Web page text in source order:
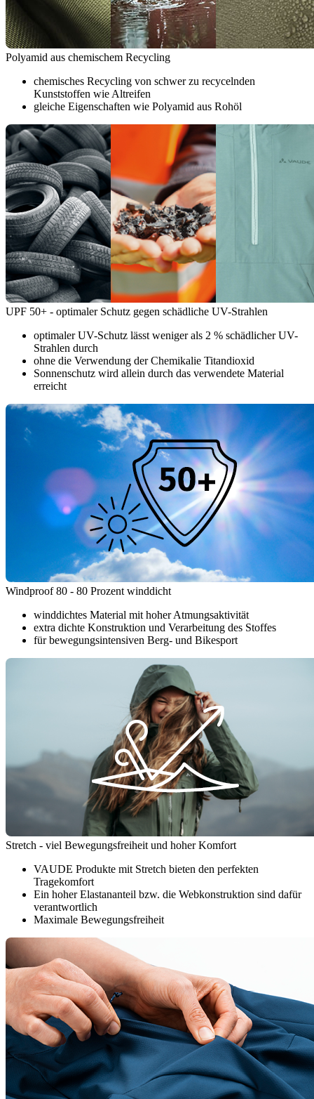
Polyamid aus chemischem Recycling
chemisches Recycling von schwer zu recycelnden
Kunststoffen wie Altreifen
gleiche Eigenschaften wie Polyamid aus Rohöl
UPF 50+ - optimaler Schutz gegen schädliche UV-Strahlen
optimaler UV-Schutz lässt weniger als 2 % schädlicher UV-
Strahlen durch
ohne die Verwendung der Chemikalie Titandioxid
Sonnenschutz wird allein durch das verwendete Material
erreicht
Windproof 80 - 80 Prozent winddicht
winddichtes Material mit hoher Atmungsaktivität
extra dichte Konstruktion und Verarbeitung des Stoffes
für bewegungsintensiven Berg- und Bikesport
Stretch - viel Bewegungsfreiheit und hoher Komfort
VAUDE Produkte mit Stretch bieten den perfekten
Tragekomfort
Ein hoher Elastananteil bzw. die Webkonstruktion sind dafür
verantwortlich
Maximale Bewegungsfreiheit